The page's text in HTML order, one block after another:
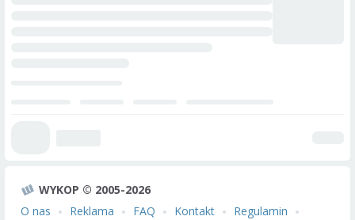
WYKOP © 2005-2026
O nas
Reklama FAQ Kontakt Regulamin